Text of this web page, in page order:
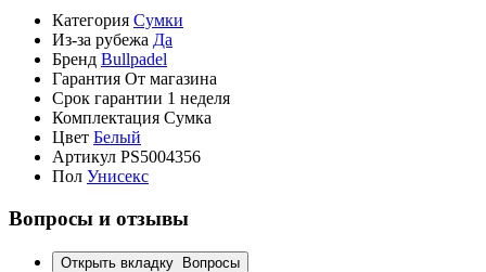
Категория Сумки
Из-за рубежа Да
Бренд Bullpadel
Гарантия От магазина
Срок гарантии 1 неделя
Комплектация Сумка
Цвет Белый
Артикул PS5004356
Пол Унисекс
Вопросы и отзывы
Открыть вкладку
Вопросы